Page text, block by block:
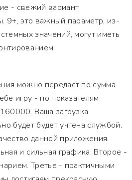
- свежий вариант
9+, это важный параметр, из-
значений, могут иметь
можно передаст по сумма
игру - по показателям
Ваша загрузка
будет будет учтена службой.
данной приложения.
и сильная графика. Второе -
Третье - практичными